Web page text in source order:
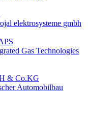
elektrosysteme gmbh
Gas Technologies
& Co.KG
Automobilbau